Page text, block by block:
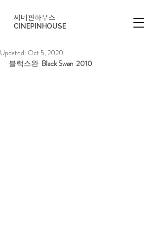
씨네핀하우스
CINEPINHOUSE
Updated: Oct 5, 2020
블랙스완 Black Swan  2010